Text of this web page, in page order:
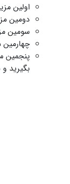
اولین
دومین
سومین
پنجمین
بگیرید